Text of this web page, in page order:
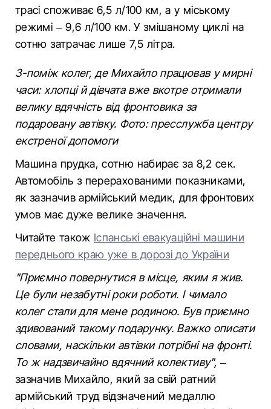
трасі споживає 6,5 л/100 км, а у міському
режимі – 9,6 л/100 км. У змішаному циклі на
сотню затрачає лише 7,5 літра.
З-поміж колег, де Михайло працював у мирні
часи: хлопці й дівчата вже вкотре отримали
велику вдячність від фронтовика за
подаровану автівку. Фото: пресслужба центру
екстреної допомоги
Машина прудка, сотню набирає за 8,2 сек.
Автомобіль з перерахованими показниками,
як зазначив армійський медик, для фронтових
умов має дуже велике значення.
Читайте також Іспанські евакуаційні машини
переднього краю уже в дорозі до України
"Приємно повернутися в місце, яким я жив.
Це були незабутні роки роботи. І чимало
колег стали для мене родиною. Був приємно
здивований такому подарунку. Важко описати
словами, наскільки автівки потрібні на фронті.
То ж надзвичайно вдячний колективу", –
зазначив Михайло, який за свій ратний
армійський труд відзначений медаллю